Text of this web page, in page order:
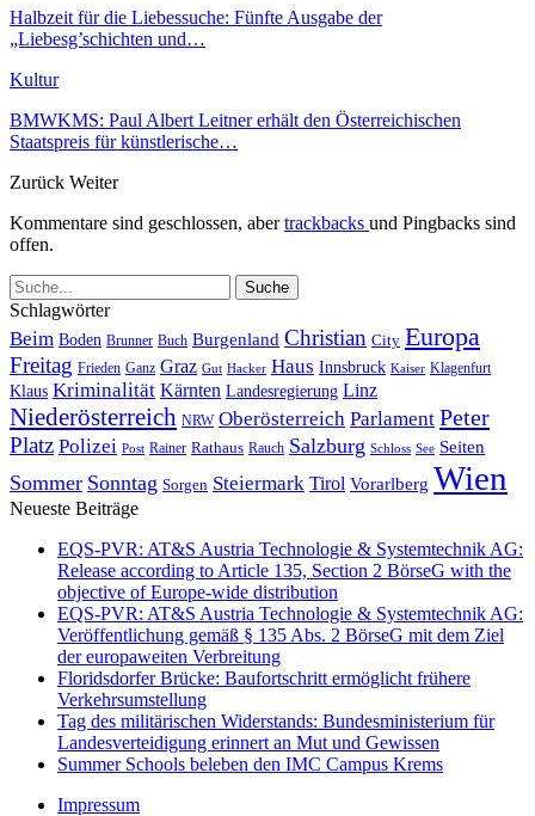
Halbzeit für die Liebessuche: Fünfte Ausgabe der
„Liebesg’schichten und…
Kultur
BMWKMS: Paul Albert Leitner erhält den Österreichischen
Staatspreis für künstlerische…
Zurück Weiter
Kommentare sind geschlossen, abertrackbacks und Pingbacks sind
offen.
Schlagwörter
Beim Boden Brunner Buch Burgenland Christian City Europa
Freitag Frieden Ganz Graz Gut Hacker Haus Innsbruck Kaiser Klagenfurt
Klaus Kriminalität Kärnten Landesregierung Linz
Niederösterreich NRW Oberösterreich Parlament Peter
Platz Polizei Post Rainer Rathaus Rauch Salzburg Schloss See Seiten
Sommer Sonntag Sorgen Steiermark Tirol Vorarlberg Wien
Neueste Beiträge
EQS-PVR: AT&S Austria Technologie & Systemtechnik AG:
Release according to Article 135, Section 2 BörseG with the
objective of Europe-wide distribution
EQS-PVR: AT&S Austria Technologie & Systemtechnik AG:
Veröffentlichung gemäß § 135 Abs. 2 BörseG mit dem Ziel
der europaweiten Verbreitung
Floridsdorfer Brücke: Baufortschritt ermöglicht frühere
Verkehrsumstellung
Tag des militärischen Widerstands: Bundesministerium für
Landesverteidigung erinnert an Mut und Gewissen
Summer Schools beleben den IMC Campus Krems
Impressum